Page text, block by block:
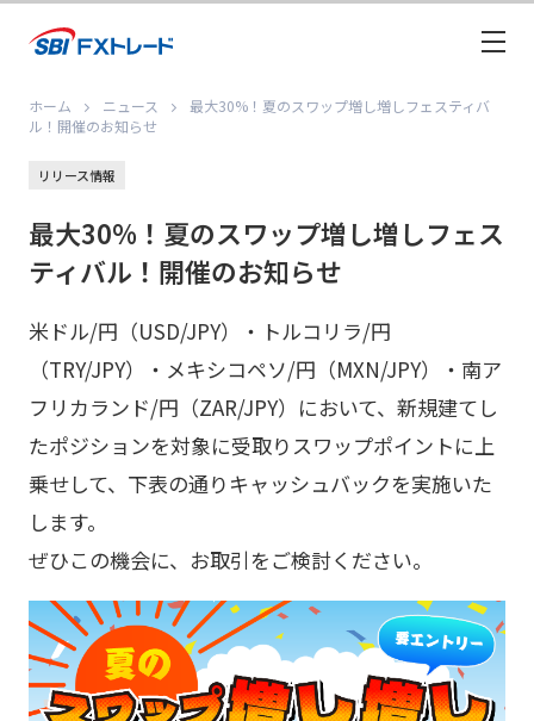
ホーム ニュース
最大30%！夏のスワップ増し増しフェスティバ
ル！開催のお知らせ
リリース情報
最大30%！夏のスワップ増し増しフェス
ティバル！開催のお知らせ
米ドル/円（USD/JPY）・トルコリラ/円
（TRY/JPY）・メキシコペソ/円（MXN/JPY）・南ア
フリカランド/円（ZAR/JPY）において、新規建てし
たポジションを対象に受取りスワップポイントに上
乗せして、下表の通りキャッシュバックを実施いた
します。
ぜひこの機会に、お取引をご検討ください。